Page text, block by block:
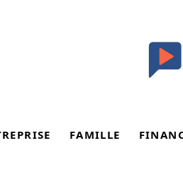
FAMILLE